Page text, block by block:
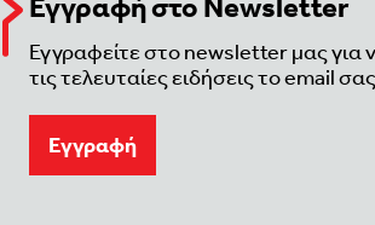
Εγγραφή στο Newsletter
Εγγραφείτε στο newsletter μας για
τις τελευταίες ειδήσεις το email
Eγγραφή